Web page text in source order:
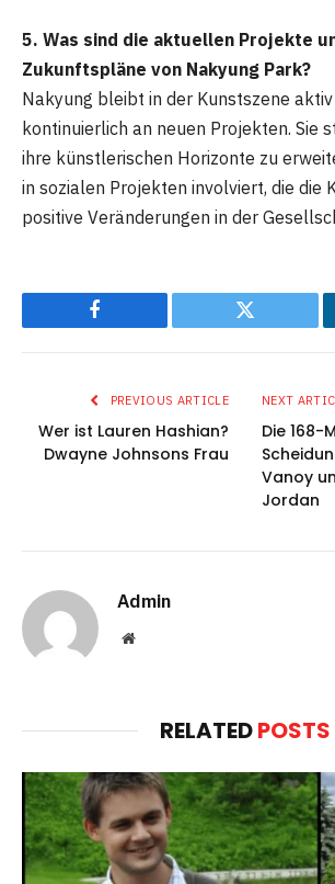
5. Was sind die aktuellen Projekte
Zukunftspläne von Nakyung Park?
Nakyung bleibt in der Kunstszene
kontinuierlich an neuen Projekten. Sie
ihre künstlerischen Horizonte zu
in sozialen Projekten involviert, die die
positive Veränderungen in der
Facebook Twitter
PREVIOUS ARTICLE
Wer ist Lauren Hashian?
Dwayne Johnsons Frau
NEXT
Die 168-
Vanoy
Jordan
Admin
Website
RELATEDPOSTS